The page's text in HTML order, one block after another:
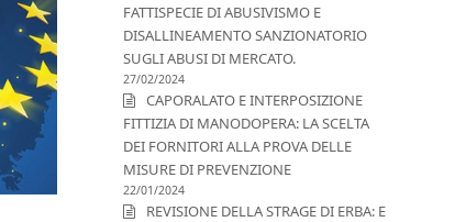
FATTISPECIE DI ABUSIVISMO E
DISALLINEAMENTO SANZIONATORIO
SUGLI ABUSI DI MERCATO.
27/02/2024
CAPORALATO E INTERPOSIZIONE
FITTIZIA DI MANODOPERA: LA SCELTA
DEI FORNITORI ALLA PROVA DELLE
MISURE DI PREVENZIONE
22/01/2024
REVISIONE DELLA STRAGE DI ERBA: E